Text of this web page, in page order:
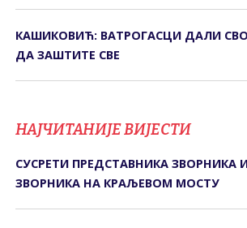
КАШИКОВИЋ: ВАТРОГАСЦИ ДАЛИ
ДА ЗАШТИТЕ СВЕ
НАЈЧИТАНИЈЕ ВИЈЕСТИ
СУСРЕТИ ПРЕДСТАВНИКА ЗВОРНИКА
ЗВОРНИКА НА КРАЉЕВОМ МОСТУ